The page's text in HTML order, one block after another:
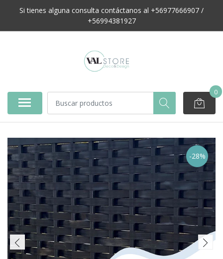
Si tienes alguna consulta contáctanos al +56977666907 /
+56994381927
0
-28%